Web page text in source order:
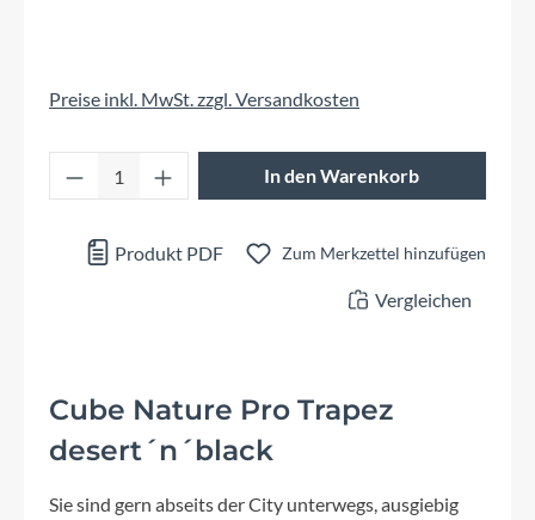
Preise inkl. MwSt. zzgl. Versandkosten
Produkt Anzahl: Gib den gewünschten
In den Warenkorb
Produkt PDF Zum Merkzettel hinzufügen
Vergleichen
Cube Nature Pro Trapez
desert´n´black
Sie sind gern abseits der City unterwegs, ausgiebig